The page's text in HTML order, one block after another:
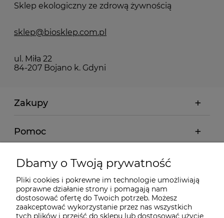
Sklep ekologiczny ze zdrową żywnością
sklep@biosklep.com.pl
ul. Miła 22
84-207 Bojano k. Gdyni
Zakupy
Pomoc
Moje konto
Informacje
Dbamy o Twoją prywatność
Pliki cookies i pokrewne im technologie umożliwiają
poprawne działanie strony i pomagają nam
dostosować ofertę do Twoich potrzeb. Możesz
zaakceptować wykorzystanie przez nas wszystkich
tych plików i przejść do sklepu lub dostosować użycie